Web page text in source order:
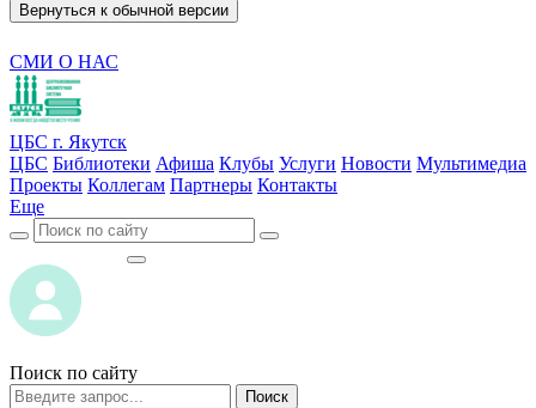
Вернуться к обычной версии
СМИ О НАС
ЦБС г. Якутск
ЦБС Библиотеки Афиша Клубы Услуги Новости Мультимедиа
Проекты Коллегам Партнеры Контакты
Еще
Поиск по сайту
Поиск